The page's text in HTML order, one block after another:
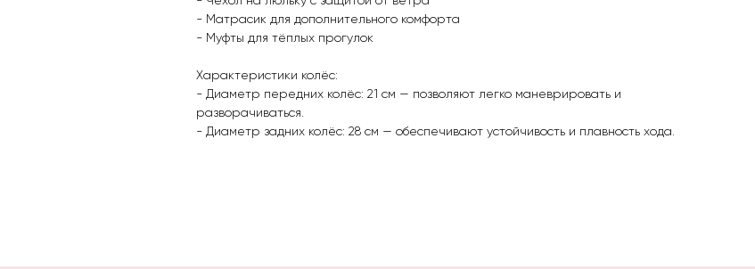
- Матрасик для дополнительного комфорта
- Муфты для тёплых прогулок
Характеристики колёс:
- Диаметр передних колёс: 21 см — позволяют легко маневрировать и
разворачиваться.
- Диаметр задних колёс: 28 см — обеспечивают устойчивость и плавность хода.